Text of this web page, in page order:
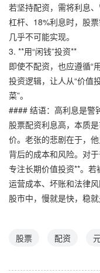
若坚持配资，需将利息
杠杆、18%利息时，股
几乎不可能实现。
3. **用“闲钱”投资**
即使不配资，也应遵循“
投资逻辑，让人从“价值
菜”。
#### 结语：高利息是警
股票配资利息高，本质
价。老张的悲剧在于，
背后的成本和风险。对
专注长期价值投资**。
运营成本、坏账和法律
股市中，慢就是快，稳就
股票 配资